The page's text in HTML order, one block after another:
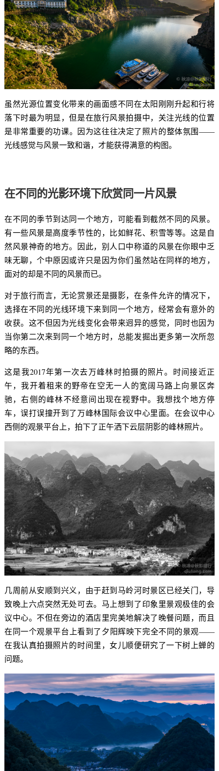
虽然光源位置变化带来的画面感不同在太阳刚刚升起和行将
落下时最为明显，但是在旅行风景拍摄中，关注光线的位置
是非常重要的功课。因为这往往决定了照片的整体氛围——
光线感觉与风景一致和谐，才能获得满意的构图。
在不同的光影环境下欣赏同一片风景
在不同的季节到达同一个地方，可能看到截然不同的风景。
有一些风景是高度季节性的，比如鲜花、积雪等等。这是自
然风景神奇的地方。因此，别人口中称道的风景在你眼中乏
味无聊，个中原因或许只是因为你们虽然站在同样的地方，
面对的却是不同的风景而已。
对于旅行而言，无论赏景还是摄影，在条件允许的情况下，
选择在不同的光线环境下来到同一个地方，经常会有意外的
收获。这不但因为光线变化会带来迥异的感觉，同时也因为
当你第二次来到同一个地方时，总能发掘出更多第一次所忽
略的东西。
这是我2017年第一次去万峰林时拍摄的照片。时间接近正
午，我开着租来的野帝在空无一人的宽阔马路上向景区奔
驰，右侧的峰林不经意间出现在视野中。我想找个地方停
车，误打误撞开到了万峰林国际会议中心里面。在会议中心
西侧的观景平台上，拍下了正午洒下云层阴影的峰林照片。
几周前从安顺到兴义，由于赶到马岭河时景区已经关门，导
致晚上六点突然无处可去。马上想到了印象里景观极佳的会
议中心。不但在旁边的酒店里完美地解决了晚餐问题，而且
在同一个观景平台上看到了夕阳辉映下完全不同的景观——
在我认真拍摄照片的时间里，女儿顺便研究了一下树上蝉的
问题。